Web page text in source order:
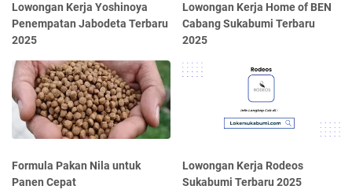
Lowongan Kerja Yoshinoya
Penempatan Jabodeta Terbaru
2025
Lowongan Kerja Home of BEN
Cabang Sukabumi Terbaru
2025
Formula Pakan Nila untuk
Panen Cepat
Lowongan Kerja Rodeos
Sukabumi Terbaru 2025